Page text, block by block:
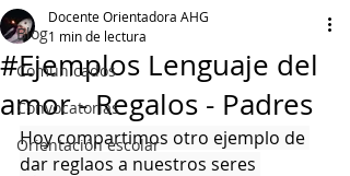
Blog
Comunicados
Convocatorias
Orientación escolar
#Ejemplos Lenguaje del
amor - Regalos - Padres
Docente Orientadora AHG
1 min de lectura
Hoy compartimos otro ejemplo de
dar reglaos a nuestros seres